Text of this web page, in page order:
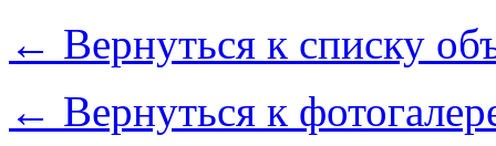
← Вернуться к списку
← Вернуться к